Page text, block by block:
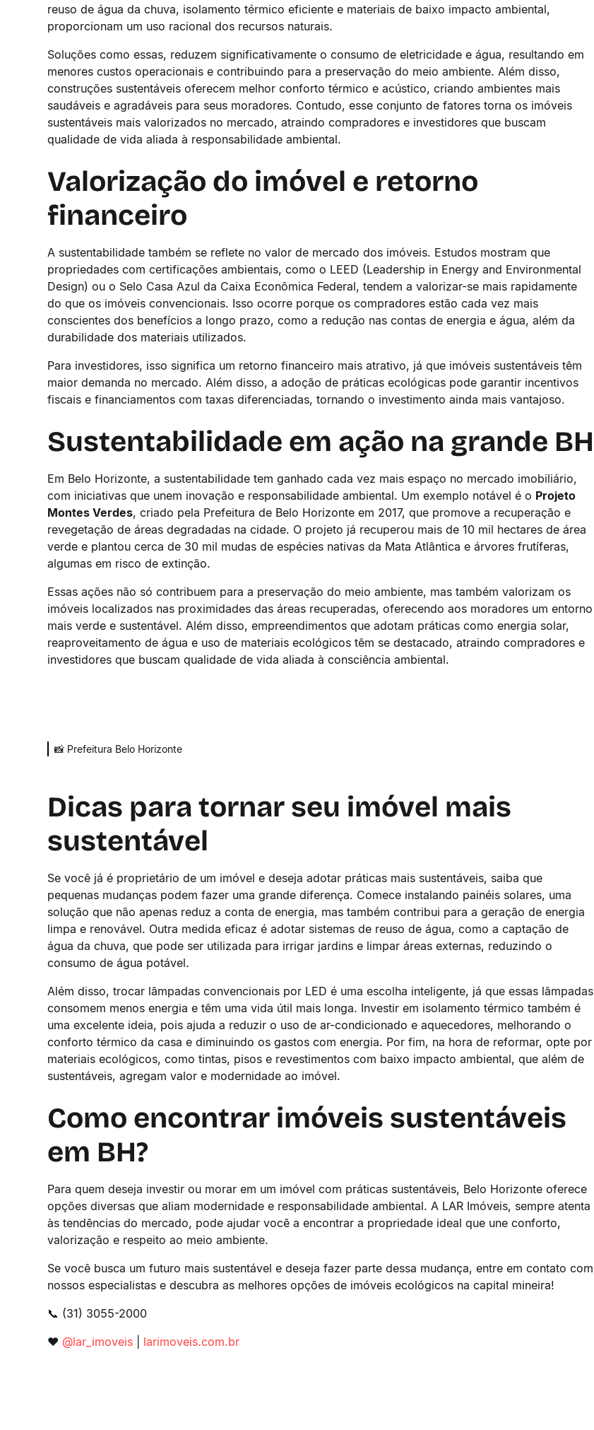
reuso de água da chuva, isolamento térmico eficiente e materiais de baixo impacto ambiental,
proporcionam um uso racional dos recursos naturais.
Soluções como essas, reduzem significativamente o consumo de eletricidade e água, resultando em
menores custos operacionais e contribuindo para a preservação do meio ambiente. Além disso,
construções sustentáveis oferecem melhor conforto térmico e acústico, criando ambientes mais
saudáveis e agradáveis para seus moradores. Contudo, esse conjunto de fatores torna os imóveis
sustentáveis mais valorizados no mercado, atraindo compradores e investidores que buscam
qualidade de vida aliada à responsabilidade ambiental.
Valorização do imóvel e retorno
financeiro
A sustentabilidade também se reflete no valor de mercado dos imóveis. Estudos mostram que
propriedades com certificações ambientais, como o LEED (Leadership in Energy and Environmental
Design) ou o Selo Casa Azul da Caixa Econômica Federal, tendem a valorizar-se mais rapidamente
do que os imóveis convencionais. Isso ocorre porque os compradores estão cada vez mais
conscientes dos benefícios a longo prazo, como a redução nas contas de energia e água, além da
durabilidade dos materiais utilizados.
Para investidores, isso significa um retorno financeiro mais atrativo, já que imóveis sustentáveis têm
maior demanda no mercado. Além disso, a adoção de práticas ecológicas pode garantir incentivos
fiscais e financiamentos com taxas diferenciadas, tornando o investimento ainda mais vantajoso.
Sustentabilidade em ação na grande BH
Em Belo Horizonte, a sustentabilidade tem ganhado cada vez mais espaço no mercado imobiliário,
com iniciativas que unem inovação e responsabilidade ambiental. Um exemplo notável é o Projeto
Montes Verdes, criado pela Prefeitura de Belo Horizonte em 2017, que promove a recuperação e
revegetação de áreas degradadas na cidade. O projeto já recuperou mais de 10 mil hectares de área
verde e plantou cerca de 30 mil mudas de espécies nativas da Mata Atlântica e árvores frutíferas,
algumas em risco de extinção.
Essas ações não só contribuem para a preservação do meio ambiente, mas também valorizam os
imóveis localizados nas proximidades das áreas recuperadas, oferecendo aos moradores um entorno
mais verde e sustentável. Além disso, empreendimentos que adotam práticas como energia solar,
reaproveitamento de água e uso de materiais ecológicos têm se destacado, atraindo compradores e
investidores que buscam qualidade de vida aliada à consciência ambiental.
📸 Prefeitura Belo Horizonte
Dicas para tornar seu imóvel mais
sustentável
Se você já é proprietário de um imóvel e deseja adotar práticas mais sustentáveis, saiba que
pequenas mudanças podem fazer uma grande diferença. Comece instalando painéis solares, uma
solução que não apenas reduz a conta de energia, mas também contribui para a geração de energia
limpa e renovável. Outra medida eficaz é adotar sistemas de reuso de água, como a captação de
água da chuva, que pode ser utilizada para irrigar jardins e limpar áreas externas, reduzindo o
consumo de água potável.
Além disso, trocar lâmpadas convencionais por LED é uma escolha inteligente, já que essas lâmpadas
consomem menos energia e têm uma vida útil mais longa. Investir em isolamento térmico também é
uma excelente ideia, pois ajuda a reduzir o uso de ar-condicionado e aquecedores, melhorando o
conforto térmico da casa e diminuindo os gastos com energia. Por fim, na hora de reformar, opte por
materiais ecológicos, como tintas, pisos e revestimentos com baixo impacto ambiental, que além de
sustentáveis, agregam valor e modernidade ao imóvel.
Como encontrar imóveis sustentáveis
em BH?
Para quem deseja investir ou morar em um imóvel com práticas sustentáveis, Belo Horizonte oferece
opções diversas que aliam modernidade e responsabilidade ambiental. A LAR Imóveis, sempre atenta
às tendências do mercado, pode ajudar você a encontrar a propriedade ideal que une conforto,
valorização e respeito ao meio ambiente.
Se você busca um futuro mais sustentável e deseja fazer parte dessa mudança, entre em contato com
nossos especialistas e descubra as melhores opções de imóveis ecológicos na capital mineira!
📞 (31) 3055-2000
❤️ @lar_imoveis larimoveis.com.br